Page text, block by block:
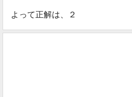
よって正解は、２